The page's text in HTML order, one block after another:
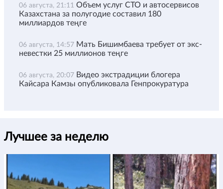
06 августа, 21:11 Объем услуг СТО и автосервисов
Казахстана за полугодие составил 180
миллиардов теңге
06 августа, 14:57 Мать Бишимбаева требует от экс-
невестки 25 миллионов теңге
06 августа, 20:07 Видео экстрадиции блогера
Кайсара Камзы опубликовала Генпрокуратура
Лучшее за неделю